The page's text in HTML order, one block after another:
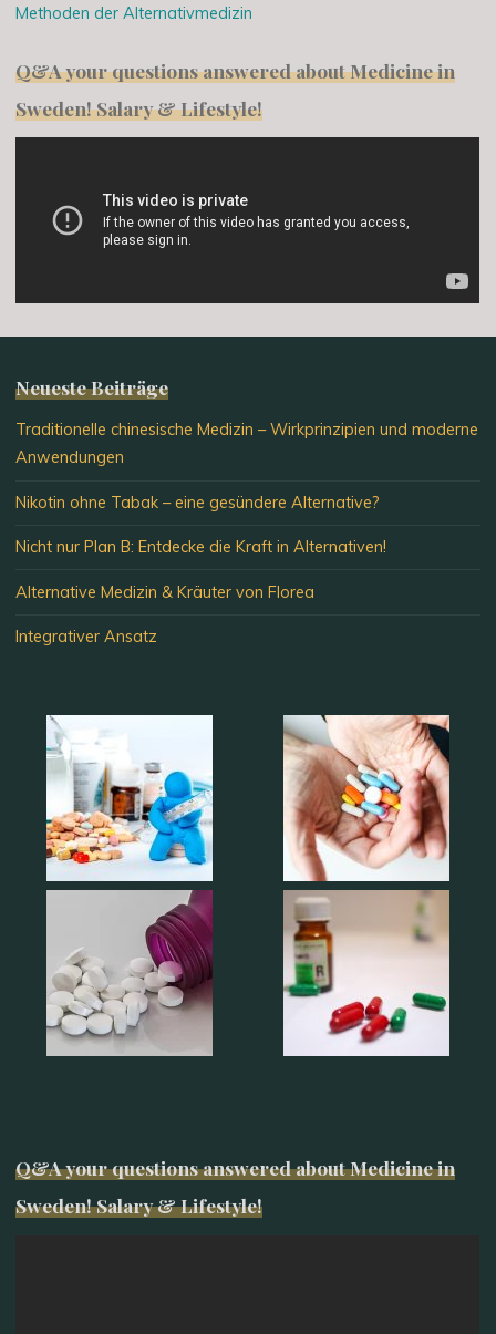
Methoden der Alternativmedizin
Q&A your questions answered about Medicine in
Sweden! Salary & Lifestyle!
Neueste Beiträge
Traditionelle chinesische Medizin – Wirkprinzipien und moderne
Anwendungen
Nikotin ohne Tabak – eine gesündere Alternative?
Nicht nur Plan B: Entdecke die Kraft in Alternativen!
Alternative Medizin & Kräuter von Florea
Integrativer Ansatz
Q&A your questions answered about Medicine in
Sweden! Salary & Lifestyle!